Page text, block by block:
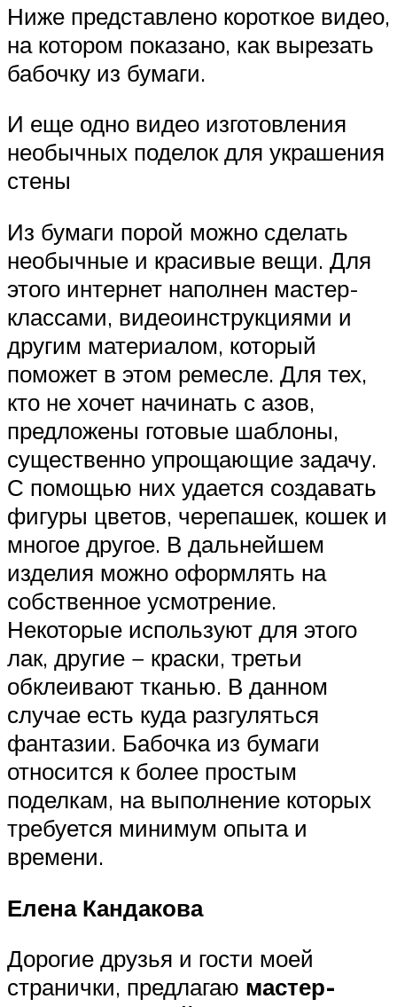
Ниже представлено короткое видео,
на котором показано, как вырезать
бабочку из бумаги.
И еще одно видео изготовления
необычных поделок для украшения
стены
Из бумаги порой можно сделать
необычные и красивые вещи. Для
этого интернет наполнен мастер-
классами, видеоинструкциями и
другим материалом, который
поможет в этом ремесле. Для тех,
кто не хочет начинать с азов,
предложены готовые шаблоны,
существенно упрощающие задачу.
С помощью них удается создавать
фигуры цветов, черепашек, кошек и
многое другое. В дальнейшем
изделия можно оформлять на
собственное усмотрение.
Некоторые используют для этого
лак, другие − краски, третьи
обклеивают тканью. В данном
случае есть куда разгуляться
фантазии. Бабочка из бумаги
относится к более простым
поделкам, на выполнение которых
требуется минимум опыта и
времени.
Елена Кандакова
Дорогие друзья и гости моей
странички, предлагаю мастер-